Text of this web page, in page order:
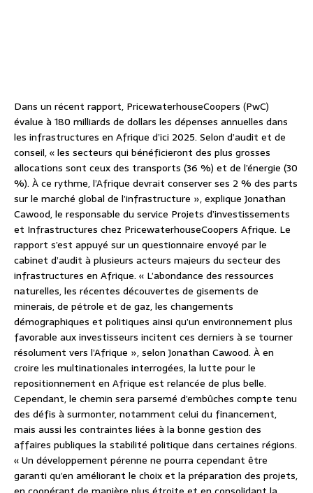
Dans un récent rapport, PricewaterhouseCoopers (PwC)
évalue à 180 milliards de dollars les dépenses annuelles dans
les infrastructures en Afrique d’ici 2025. Selon d’audit et de
conseil, « les secteurs qui bénéficieront des plus grosses
allocations sont ceux des transports (36 %) et de l’énergie (30
%). À ce rythme, l’Afrique devrait conserver ses 2 % des parts
sur le marché global de l’infrastructure », explique Jonathan
Cawood, le responsable du service Projets d’investissements
et Infrastructures chez PricewaterhouseCoopers Afrique. Le
rapport s’est appuyé sur un questionnaire envoyé par le
cabinet d’audit à plusieurs acteurs majeurs du secteur des
infrastructures en Afrique. « L’abondance des ressources
naturelles, les récentes découvertes de gisements de
minerais, de pétrole et de gaz, les changements
démographiques et politiques ainsi qu’un environnement plus
favorable aux investisseurs incitent ces derniers à se tourner
résolument vers l’Afrique », selon Jonathan Cawood. À en
croire les multinationales interrogées, la lutte pour le
repositionnement en Afrique est relancée de plus belle.
Cependant, le chemin sera parsemé d’embûches compte tenu
des défis à surmonter, notamment celui du financement,
mais aussi les contraintes liées à la bonne gestion des
affaires publiques la stabilité politique dans certaines régions.
« Un développement pérenne ne pourra cependant être
garanti qu’en améliorant le choix et la préparation des projets,